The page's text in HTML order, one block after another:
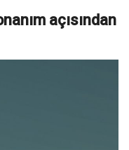
açısından